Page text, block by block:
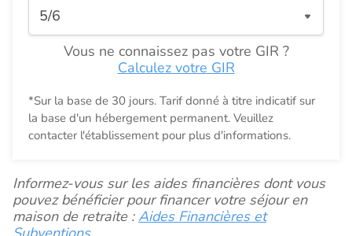
Vous ne connaissez pas votre GIR ?
Calculez votre GIR
*Sur la base de 30 jours. Tarif donné à titre indicatif sur
la base d'un hébergement permanent. Veuillez
contacter l'établissement pour plus d'informations.
Informez-vous sur les aides financières dont vous
pouvez bénéficier pour financer votre séjour en
maison de retraite :Aides Financières et